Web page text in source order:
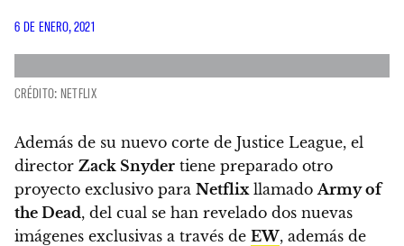
6 DE ENERO, 2021
CRÉDITO: NETFLIX
Además de su nuevo corte de Justice League, el
director Zack Snyder tiene preparado otro
proyecto exclusivo para Netflix llamado Army of
the Dead, del cual se han revelado dos nuevas
imágenes exclusivas a través de EW, además de